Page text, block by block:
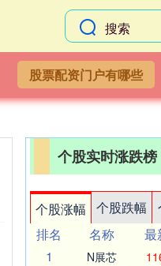
股票配资门户有哪些
个股实时涨跌榜
个股涨幅 个股跌幅
排名
名称 最
1
N展芯